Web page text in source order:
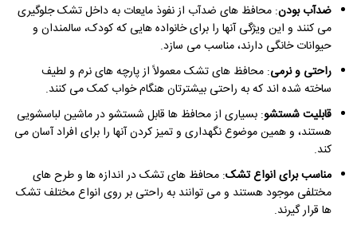
ضدآب بودن: محافظ های ضدآب از نفوذ مایعات به داخل تشک جلوگیری
می کنند و این ویژگی آنها را برای خانواده هایی که کودک، سالمندان و
حیوانات خانگی دارند، مناسب می سازد.
راحتی و نرمی: محافظ های تشک معمولاً از پارچه های نرم و لطیف
ساخته شده اند که به راحتی بیشترتان هنگام خواب کمک می کنند.
قابلیت شستشو: بسیاری از محافظ ها قابل شستشو در ماشین لباسشویی
هستند، و همین موضوع نگهداری و تمیز کردن آنها را برای افراد آسان می
کند.
مناسب برای انواع تشک: محافظ های تشک در اندازه ها و طرح های
مختلفی موجود هستند و می توانند به راحتی بر روی انواع مختلف تشک
ها قرار گیرند.